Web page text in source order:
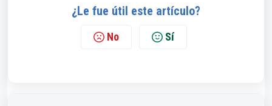
¿Le fue útil este artículo?
No Sí